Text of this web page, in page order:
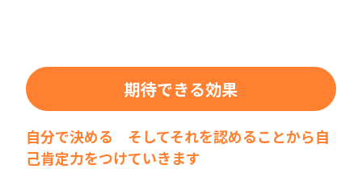
期待できる効果
自分で決める そしてそれを認めることから自
己肯定力をつけていきます